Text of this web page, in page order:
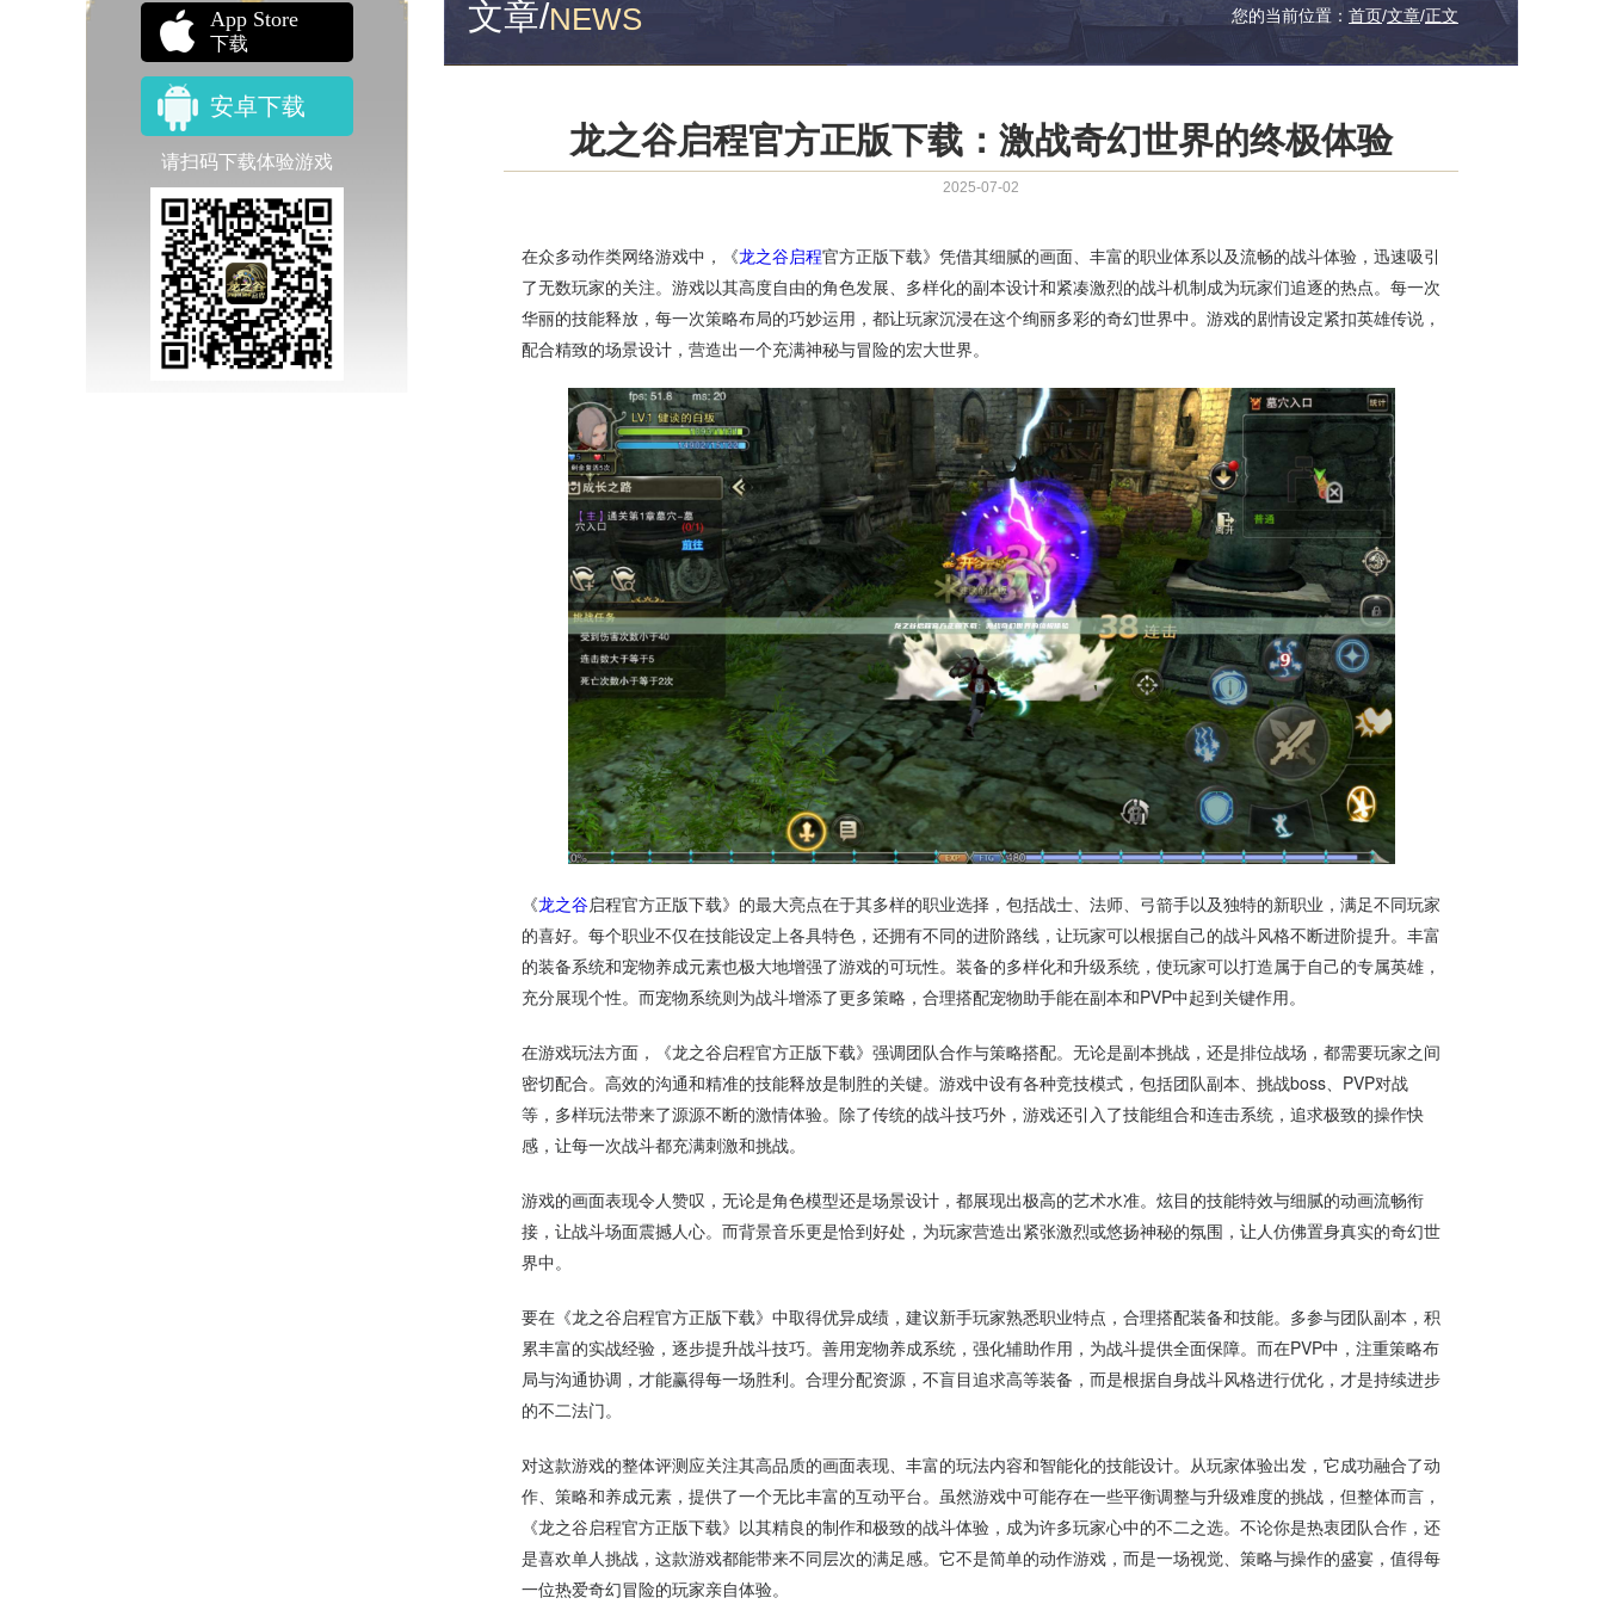
App Store
下载
安卓下载
请扫码下载体验游戏
文章/NEWS 您的当前位置： 首页/文章/正文
龙之谷启程官方正版下载：激战奇幻世界的终极体验
2025-07-02
在众多动作类网络游戏中，《龙之谷启程官方正版下载》凭借其细腻的画面、丰富的职业体系以及流畅的战斗体验，迅速吸引
了无数玩家的关注。游戏以其高度自由的角色发展、多样化的副本设计和紧凑激烈的战斗机制成为玩家们追逐的热点。每一次
华丽的技能释放，每一次策略布局的巧妙运用，都让玩家沉浸在这个绚丽多彩的奇幻世界中。游戏的剧情设定紧扣英雄传说，
配合精致的场景设计，营造出一个充满神秘与冒险的宏大世界。
《龙之谷启程官方正版下载》的最大亮点在于其多样的职业选择，包括战士、法师、弓箭手以及独特的新职业，满足不同玩家
的喜好。每个职业不仅在技能设定上各具特色，还拥有不同的进阶路线，让玩家可以根据自己的战斗风格不断进阶提升。丰富
的装备系统和宠物养成元素也极大地增强了游戏的可玩性。装备的多样化和升级系统，使玩家可以打造属于自己的专属英雄，
充分展现个性。而宠物系统则为战斗增添了更多策略，合理搭配宠物助手能在副本和PVP中起到关键作用。
在游戏玩法方面，《龙之谷启程官方正版下载》强调团队合作与策略搭配。无论是副本挑战，还是排位战场，都需要玩家之间
密切配合。高效的沟通和精准的技能释放是制胜的关键。游戏中设有各种竞技模式，包括团队副本、挑战boss、PVP对战
等，多样玩法带来了源源不断的激情体验。除了传统的战斗技巧外，游戏还引入了技能组合和连击系统，追求极致的操作快
感，让每一次战斗都充满刺激和挑战。
游戏的画面表现令人赞叹，无论是角色模型还是场景设计，都展现出极高的艺术水准。炫目的技能特效与细腻的动画流畅衔
接，让战斗场面震撼人心。而背景音乐更是恰到好处，为玩家营造出紧张激烈或悠扬神秘的氛围，让人仿佛置身真实的奇幻世
界中。
要在《龙之谷启程官方正版下载》中取得优异成绩，建议新手玩家熟悉职业特点，合理搭配装备和技能。多参与团队副本，积
累丰富的实战经验，逐步提升战斗技巧。善用宠物养成系统，强化辅助作用，为战斗提供全面保障。而在PVP中，注重策略布
局与沟通协调，才能赢得每一场胜利。合理分配资源，不盲目追求高等装备，而是根据自身战斗风格进行优化，才是持续进步
的不二法门。
对这款游戏的整体评测应关注其高品质的画面表现、丰富的玩法内容和智能化的技能设计。从玩家体验出发，它成功融合了动
作、策略和养成元素，提供了一个无比丰富的互动平台。虽然游戏中可能存在一些平衡调整与升级难度的挑战，但整体而言，
《龙之谷启程官方正版下载》以其精良的制作和极致的战斗体验，成为许多玩家心中的不二之选。不论你是热衷团队合作，还
是喜欢单人挑战，这款游戏都能带来不同层次的满足感。它不是简单的动作游戏，而是一场视觉、策略与操作的盛宴，值得每
一位热爱奇幻冒险的玩家亲自体验。